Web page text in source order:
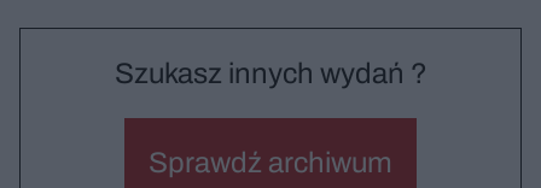
Szukasz innych wydań ?
Sprawdź archiwum